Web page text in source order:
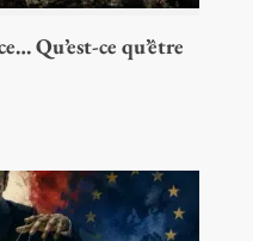
Qu’est-ce qu’être